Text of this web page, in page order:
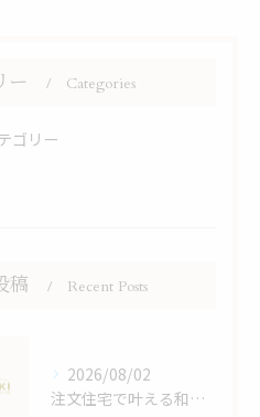
ー Categories
ゴリー
稿 Recent Posts
2026/08/02
注文住宅で叶える和モダンの家づくり鹿児島県鹿児島市大島郡宇検村で失敗しない選び方